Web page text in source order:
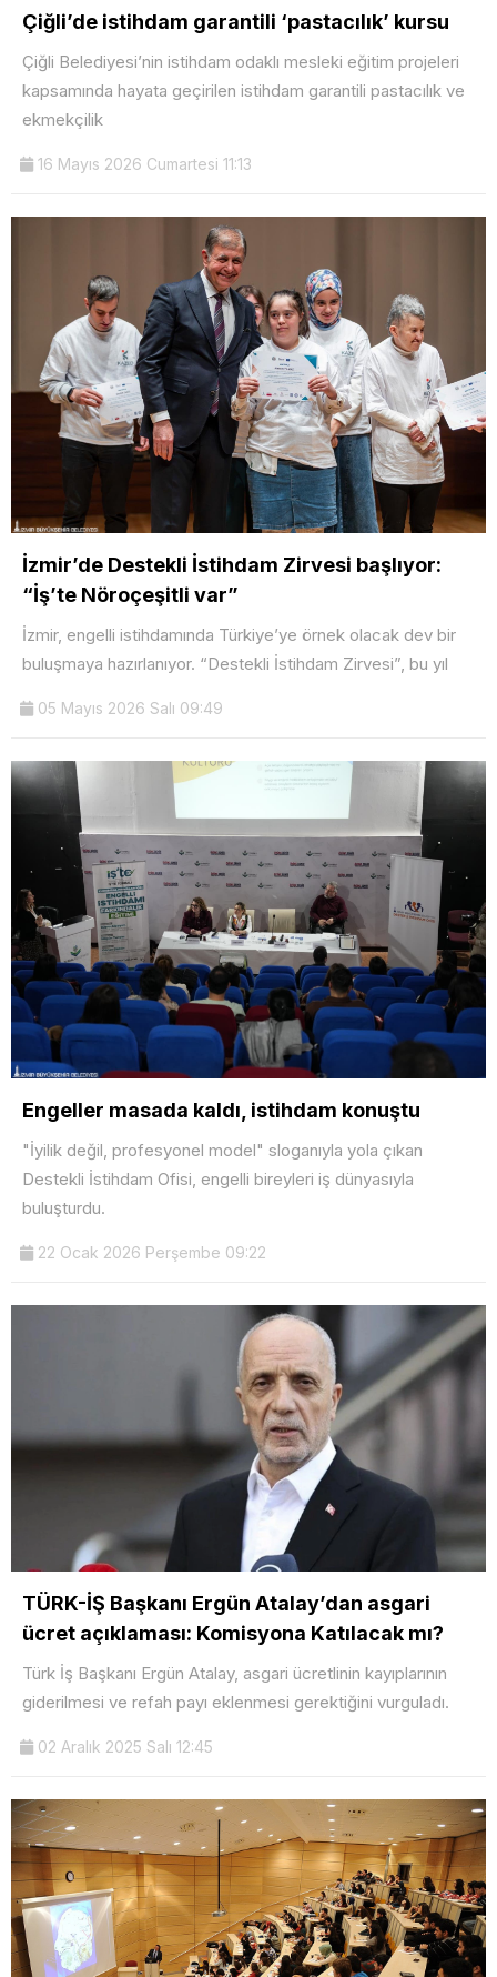
Çiğli’de istihdam garantili ‘pastacılık’ kursu
Çiğli Belediyesi’nin istihdam odaklı mesleki eğitim projeleri
kapsamında hayata geçirilen istihdam garantili pastacılık ve
ekmekçilik
16 Mayıs 2026 Cumartesi 11:13
İzmir’de Destekli İstihdam Zirvesi başlıyor:
“İş’te Nöroçeşitli var”
İzmir, engelli istihdamında Türkiye’ye örnek olacak dev bir
buluşmaya hazırlanıyor. “Destekli İstihdam Zirvesi”, bu yıl
05 Mayıs 2026 Salı 09:49
Engeller masada kaldı, istihdam konuştu
"İyilik değil, profesyonel model" sloganıyla yola çıkan
Destekli İstihdam Ofisi, engelli bireyleri iş dünyasıyla
buluşturdu.
22 Ocak 2026 Perşembe 09:22
TÜRK-İŞ Başkanı Ergün Atalay’dan asgari
ücret açıklaması: Komisyona Katılacak mı?
Türk İş Başkanı Ergün Atalay, asgari ücretlinin kayıplarının
giderilmesi ve refah payı eklenmesi gerektiğini vurguladı.
02 Aralık 2025 Salı 12:45